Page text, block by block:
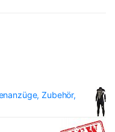
Zubehör,